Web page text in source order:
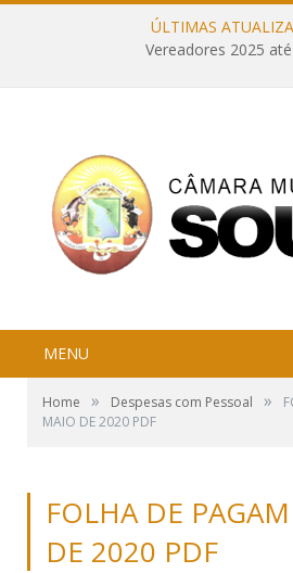
ÚLTIMAS
Vereadores 2025
MENU
Home » Despesas com Pessoal »
MAIO DE 2020 PDF
FOLHA DE
DE 2020 PDF